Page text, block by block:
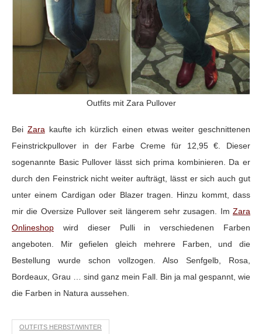
Outfits mit Zara Pullover
Bei Zarakaufte ich kürzlich einen etwas weiter geschnittenen
Feinstrickpullover in der Farbe Creme für 12,95 €. Dieser
sogenannte Basic Pullover lässt sich prima kombinieren. Da er
durch den Feinstrick nicht weiter aufträgt, lässt er sich auch gut
unter einem Cardigan oder Blazer tragen. Hinzu kommt, dass
mir die Oversize Pullover seit längerem sehr zusagen. Im Zara
Onlineshop wird dieser Pulli in verschiedenen Farben
angeboten. Mir gefielen gleich mehrere Farben, und die
Bestellung wurde schon vollzogen. Also Senfgelb, Rosa,
Bordeaux, Grau … sind ganz mein Fall. Bin ja mal gespannt, wie
die Farben in Natura aussehen.
OUTFITS HERBST/WINTER